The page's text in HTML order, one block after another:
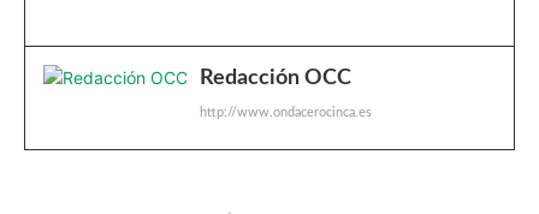
Redacción OCC
http://www.ondacerocinca.es